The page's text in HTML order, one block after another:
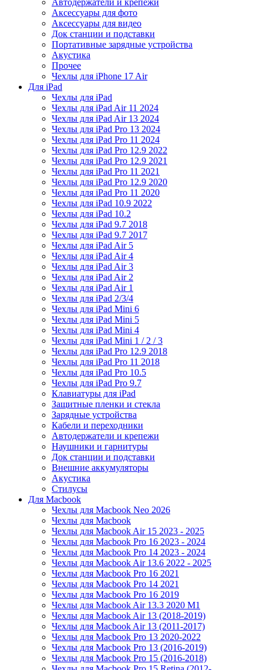
Автодержатели и крепежи
Аксессуары для фото
Аксессуары для видео
Док станции и подставки
Портативные зарядные устройства
Акустика
Прочее
Чехлы для iPhone 17 Air
Для iPad
Чехлы для iPad
Чехлы для iPad Air 11 2024
Чехлы для iPad Air 13 2024
Чехлы для iPad Pro 13 2024
Чехлы для iPad Pro 11 2024
Чехлы для iPad Pro 12.9 2022
Чехлы для iPad Pro 12.9 2021
Чехлы для iPad Pro 11 2021
Чехлы для iPad Pro 12.9 2020
Чехлы для iPad Pro 11 2020
Чехлы для iPad 10.9 2022
Чехлы для iPad 10.2
Чехлы для iPad 9.7 2018
Чехлы для iPad 9.7 2017
Чехлы для iPad Air 5
Чехлы для iPad Air 4
Чехлы для iPad Air 3
Чехлы для iPad Air 2
Чехлы для iPad Air 1
Чехлы для iPad 2/3/4
Чехлы для iPad Mini 6
Чехлы для iPad Mini 5
Чехлы для iPad Mini 4
Чехлы для iPad Mini 1 / 2 / 3
Чехлы для iPad Pro 12.9 2018
Чехлы для iPad Pro 11 2018
Чехлы для iPad Pro 10.5
Чехлы для iPad Pro 9.7
Клавиатуры для iPad
Защитные пленки и стекла
Зарядные устройства
Кабели и переходники
Автодержатели и крепежи
Наушники и гарнитуры
Док станции и подставки
Внешние аккумуляторы
Акустика
Стилусы
Для Macbook
Чехлы для Macbook Neo 2026
Чехлы для Macbook
Чехлы для Macbook Air 15 2023 - 2025
Чехлы для Macbook Pro 16 2023 - 2024
Чехлы для Macbook Pro 14 2023 - 2024
Чехлы для Macbook Air 13.6 2022 - 2025
Чехлы для Macbook Pro 16 2021
Чехлы для Macbook Pro 14 2021
Чехлы для Macbook Pro 16 2019
Чехлы для Macbook Air 13.3 2020 M1
Чехлы для Macbook Air 13 (2018-2019)
Чехлы для Macbook Air 13 (2011-2017)
Чехлы для Macbook Pro 13 2020-2022
Чехлы для Macbook Pro 13 (2016-2019)
Чехлы для Macbook Pro 15 (2016-2018)